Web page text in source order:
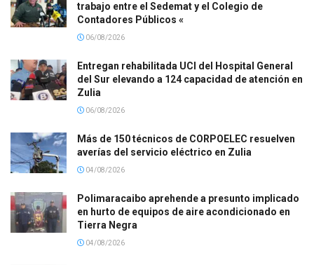
trabajo entre el Sedemat y el Colegio de
Contadores Públicos «
06/08/2026
Entregan rehabilitada UCI del Hospital General
del Sur elevando a 124 capacidad de atención en
Zulia
06/08/2026
Más de 150 técnicos de CORPOELEC resuelven
averías del servicio eléctrico en Zulia
04/08/2026
Polimaracaibo aprehende a presunto implicado
en hurto de equipos de aire acondicionado en
Tierra Negra
04/08/2026